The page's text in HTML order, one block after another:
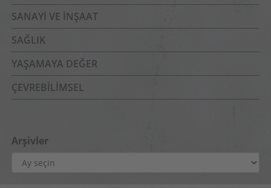
SANAYI VE İNŞAAT
SAĞLIK
YAŞAMAYA DEĞER
ÇEVREBILIMSEL
Arşivler
Arşivler